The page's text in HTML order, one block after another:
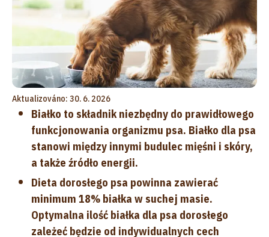
Aktualizováno: 30. 6. 2026
Białko to składnik niezbędny do prawidłowego
funkcjonowania organizmu psa. Białko dla psa
stanowi między innymi budulec mięśni i skóry,
a także źródło energii.
Dieta dorosłego psa powinna zawierać
minimum 18% białka w suchej masie.
Optymalna ilość białka dla psa dorosłego
zależeć będzie od indywidualnych cech